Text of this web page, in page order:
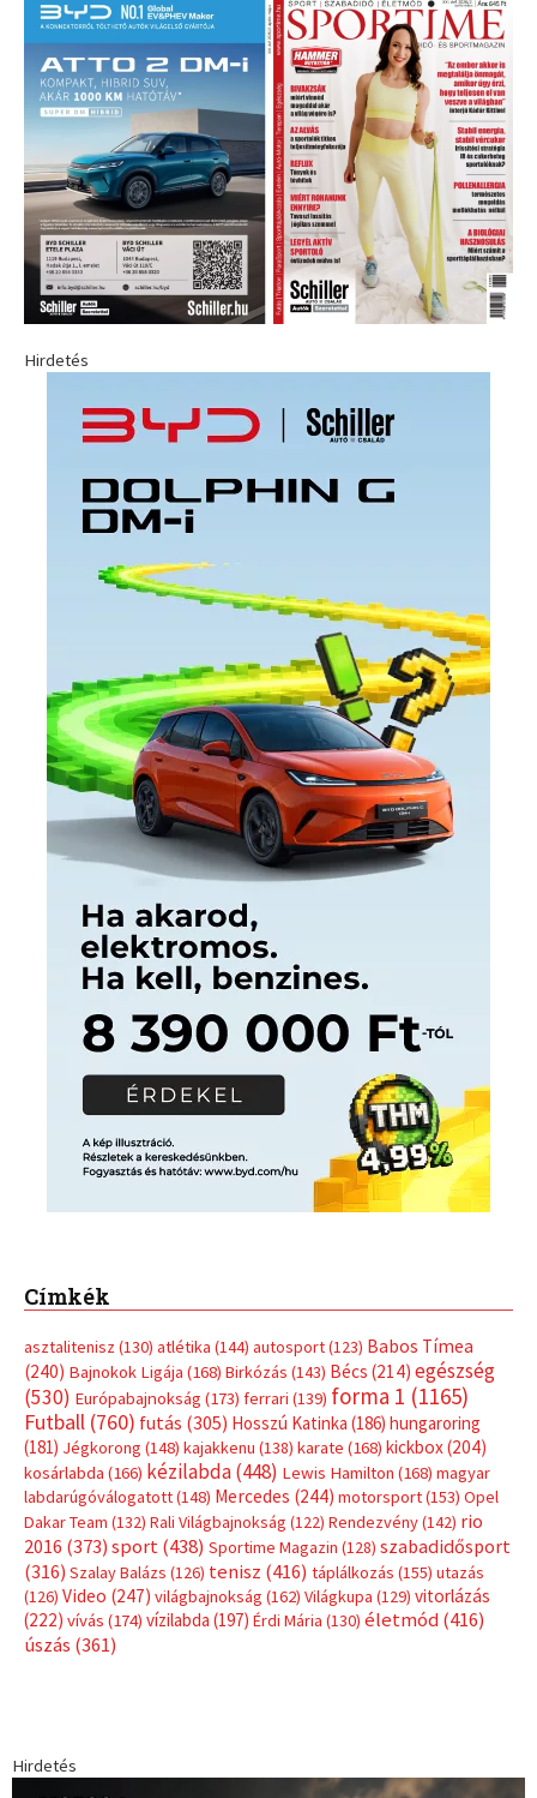
Hirdetés
Címkék
asztalitenisz (130)atlétika(144)autosport(123)
Babos Tímea
Bajnokok Ligája(168)Birkózás(143)Bécs (214) egészség
Európabajnokság(173)ferrari forma 1(1165)
(760) futás(305) Hosszú Katinka (186)hungaroring
Jégkorong(148)kajakkenu(138) (168)kickbox(204)
kosárlabda(166)kézilabda Lewis Hamilton(168)magyar
labdarúgóválogatott(148)Mercedes(244) motorsport(153)Opel
Rendezvény (142)
2016(373)sport(438)
szabadidősport
(222) vívás(174)
úszás(361)
Hirdetés